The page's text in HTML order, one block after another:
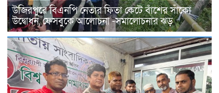
উজিরপুরে বিএনপি নেতার ফিতা কেটে বাঁশের সাঁকো
উদ্বোধন, ফেসবুকে আলোচনা -সমালোচনার ঝড়